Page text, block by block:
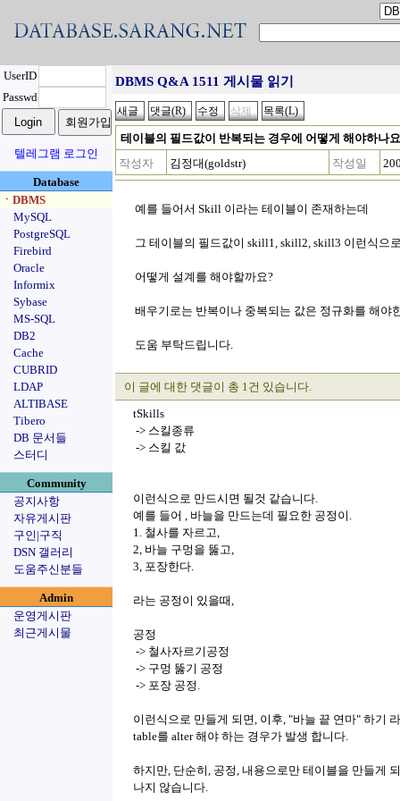
UserID
Passwd
텔레그램 로그인
Database
ㆍDBMS
MySQL
PostgreSQL
Firebird
Oracle
Informix
Sybase
MS-SQL
DB2
Cache
CUBRID
LDAP
ALTIBASE
Tibero
DB 문서들
스터디
Community
공지사항
자유게시판
구인|구직
DSN 갤러리
도움주신분들
Admin
운영게시판
최근게시물
DBMS Q&A 1511 게시물 읽기
테이블의 필드값이 반복되는 경우에 어떻게 해야하나
작성자
김정대(goldstr) 작성일
예를 들어서 Skill 이라는 테이블이 존재하는데
그 테이블의 필드값이 skill1, skill2, skill3 이런식으
어떻게 설계를 해야할까요?
배우기로는 반복이나 중복되는 값은 정규화를 해야
도움 부탁드립니다.
이 글에 대한 댓글이 총 1건 있습니다.
tSkills
-> 스킬종류
-> 스킬 값
이런식으로 만드시면 될것 같습니다.
예를 들어 , 바늘을 만드는데 필요한 공정이.
1. 철사를 자르고,
2, 바늘 구멍을 뚫고,
3, 포장한다.
라는 공정이 있을때,
공정
-> 철사자르기공정
-> 구멍 뚫기 공정
-> 포장 공정.
이런식으로 만들게 되면, 이후, "바늘 끝 연마" 하기
table를 alter 해야 하는 경우가 발생 합니다.
하지만, 단순히, 공정, 내용으로만 테이블을 만들게
나지 않습니다.